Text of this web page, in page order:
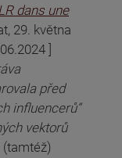
dans une
29. května
]
před
influencerů“
vektorů
(tamtéž)